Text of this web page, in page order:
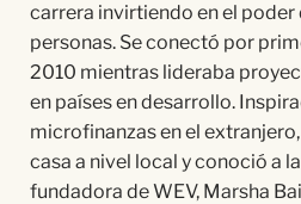
carrera invirtiendo en el poder
personas. Se conectó por
2010 mientras lideraba
en países en desarrollo.
microfinanzas en el
casa a nivel local y conoció a
fundadora de WEV, Marsha